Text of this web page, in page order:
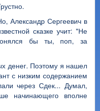
Александр Сергеевич в
сказке учит: "Не
бы ты, поп, за
денег. Поэтому я нашел
с низким содержанием
через Сдек... Думал,
начинающего вполне